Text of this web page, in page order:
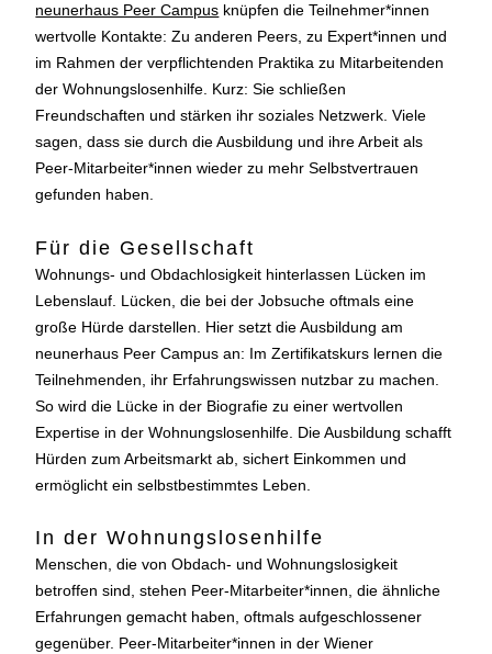
neunerhaus Peer Campus knüpfen die Teilnehmer*innen
wertvolle Kontakte: Zu anderen Peers, zu Expert*innen und
im Rahmen der verpflichtenden Praktika zu Mitarbeitenden
der Wohnungslosenhilfe. Kurz: Sie schließen
Freundschaften und stärken ihr soziales Netzwerk. Viele
sagen, dass sie durch die Ausbildung und ihre Arbeit als
Peer-Mitarbeiter*innen wieder zu mehr Selbstvertrauen
gefunden haben.
Für die Gesellschaft
Wohnungs- und Obdachlosigkeit hinterlassen Lücken im
Lebenslauf. Lücken, die bei der Jobsuche oftmals eine
große Hürde darstellen. Hier setzt die Ausbildung am
neunerhaus Peer Campus an: Im Zertifikatskurs lernen die
Teilnehmenden, ihr Erfahrungswissen nutzbar zu machen.
So wird die Lücke in der Biografie zu einer wertvollen
Expertise in der Wohnungslosenhilfe. Die Ausbildung schafft
Hürden zum Arbeitsmarkt ab, sichert Einkommen und
ermöglicht ein selbstbestimmtes Leben.
In der Wohnungslosenhilfe
Menschen, die von Obdach- und Wohnungslosigkeit
betroffen sind, stehen Peer-Mitarbeiter*innen, die ähnliche
Erfahrungen gemacht haben, oftmals aufgeschlossener
gegenüber. Peer-Mitarbeiter*innen in der Wiener